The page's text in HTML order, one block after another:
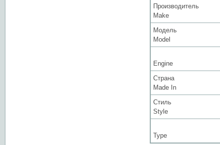
Производитель
Make
Модель
Model
Engine
Страна
Made In
Стиль
Style
Type